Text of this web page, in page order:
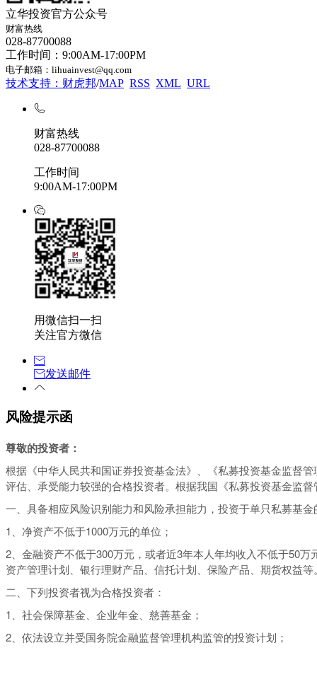
立华投资官方公众号
财富热线
028-87700088
工作时间：9:00AM-17:00PM
电子邮箱：lihuainvest@qq.com
技术支持：财虎邦/MAP RSS XML URL
财富热线
028-87700088
工作时间
9:00AM-17:00PM
用微信扫一扫
关注官方微信
发送邮件
风险提示函
尊敬的投资者：
根据《中华人民共和国证券投资基金法》、《私募投资基金监督
评估、承受能力较强的合格投资者。根据我国《私募投资基金监
一、具备相应风险识别能力和风险承担能力，投资于单只私募基
1、净资产不低于1000万元的单位；
2、金融资产不低于300万元，或者近3年本人年均收入不低于50
资产管理计划、银行理财产品、信托计划、保险产品、期货权益等
二、下列投资者视为合格投资者：
1、社会保障基金、企业年金、慈善基金；
2、依法设立并受国务院金融监督管理机构监管的投资计划；